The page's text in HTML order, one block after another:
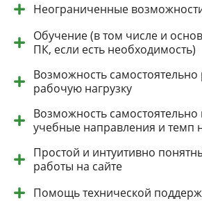
Неограниченные
Обучение (в том числе и
ПК, если есть необходимость)
Возможность самостоятельно
рабочую нагрузку
Возможность
учебные направления и темп
Простой и интуитивно
работы на сайте
Помощь технической